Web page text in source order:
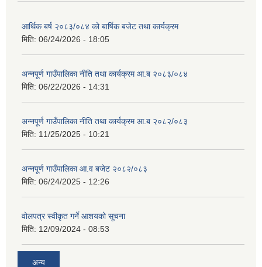
आर्थिक बर्ष २०८३/०८४ को बार्षिक बजेट तथा कार्यक्रम
मिति: 06/24/2026 - 18:05
अन्नपूर्ण गाउँपालिका नीति तथा कार्यक्रम आ.ब २०८३/०८४
मिति: 06/22/2026 - 14:31
अन्नपूर्ण गाउँपालिका नीति तथा कार्यक्रम आ.ब २०८२/०८३
मिति: 11/25/2025 - 10:21
अन्नपूर्ण गाउँपालिका आ.व बजेट २०८२/०८३
मिति: 06/24/2025 - 12:26
वोलपत्र स्वीकृत गर्ने आशयको सूचना
मिति: 12/09/2024 - 08:53
अन्य